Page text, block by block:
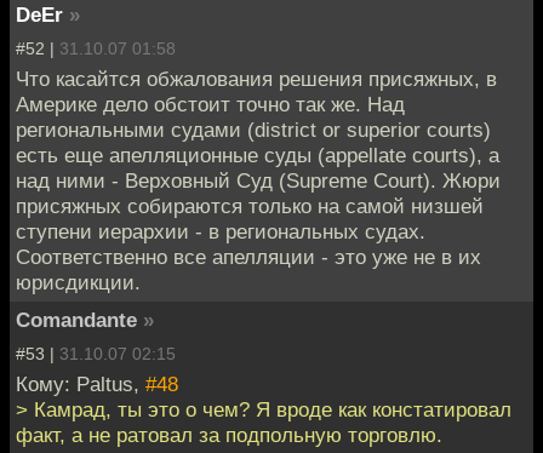
DeEr »
#52 | 31.10.07 01:58
Что касайтся обжалования решения присяжных, в
Америке дело обстоит точно так же. Над
региональными судами (district or superior courts)
есть еще апелляционные суды (appellate courts), а
над ними - Верховный Суд (Supreme Court). Жюри
присяжных собираются только на самой низшей
ступени иерархии - в региональных судах.
Соответственно все апелляции - это уже не в их
юрисдикции.
Comandante »
#53 | 31.10.07 02:15
Кому: Paltus, #48
> Камрад, ты это о чем? Я вроде как констатировал
факт, а не ратовал за подпольную торговлю.